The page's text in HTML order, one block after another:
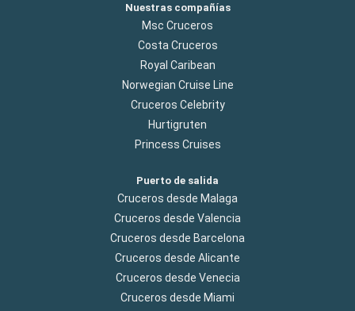
Nuestras compañías
Msc Cruceros
Costa Cruceros
Royal Caribean
Norwegian Cruise Line
Cruceros Celebrity
Hurtigruten
Princess Cruises
Puerto de salida
Cruceros desde Malaga
Cruceros desde Valencia
Cruceros desde Barcelona
Cruceros desde Alicante
Cruceros desde Venecia
Cruceros desde Miami